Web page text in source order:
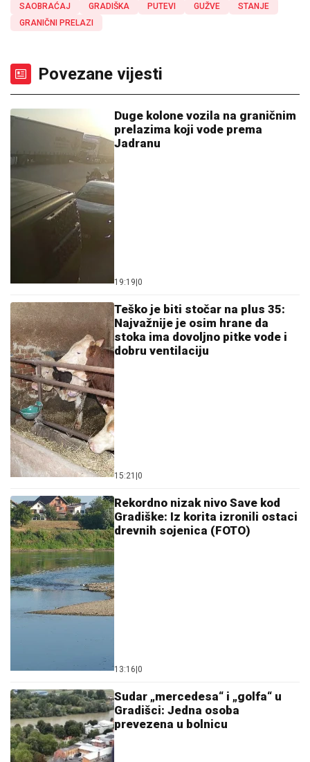
SAOBRAĆAJ GRADIŠKA PUTEVI GUŽVE
STANJE
GRANIČNI PRELAZI
Povezane vijesti
Duge kolone vozila na graničnim
prelazima koji vode prema
Јadranu
19:19 0
Teško je biti stočar na plus 35:
Najvažnije je osim hrane da
stoka ima dovoljno pitke vode i
dobru ventilaciju
15:21 0
Rekordno nizak nivo Save kod
Gradiške: Iz korita izronili ostaci
drevnih sojenica (FOTO)
13:16 0
Sudar „mercedesa“ i „golfa“ u
Gradišci: Jedna osoba
prevezena u bolnicu